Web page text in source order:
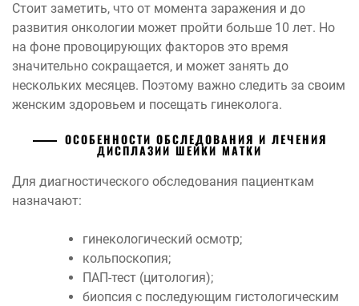
Стоит заметить, что от момента заражения и до
развития онкологии может пройти больше 10 лет. Но
на фоне провоцирующих факторов это время
значительно сокращается, и может занять до
нескольких месяцев. Поэтому важно следить за своим
женским здоровьем и посещать гинеколога.
ОСОБЕННОСТИ ОБСЛЕДОВАНИЯ И ЛЕЧЕНИЯ
ДИСПЛАЗИИ ШЕЙКИ МАТКИ
Для диагностического обследования пациенткам
назначают:
гинекологический осмотр;
кольпоскопия;
ПАП-тест (цитология);
биопсия с последующим гистологическим